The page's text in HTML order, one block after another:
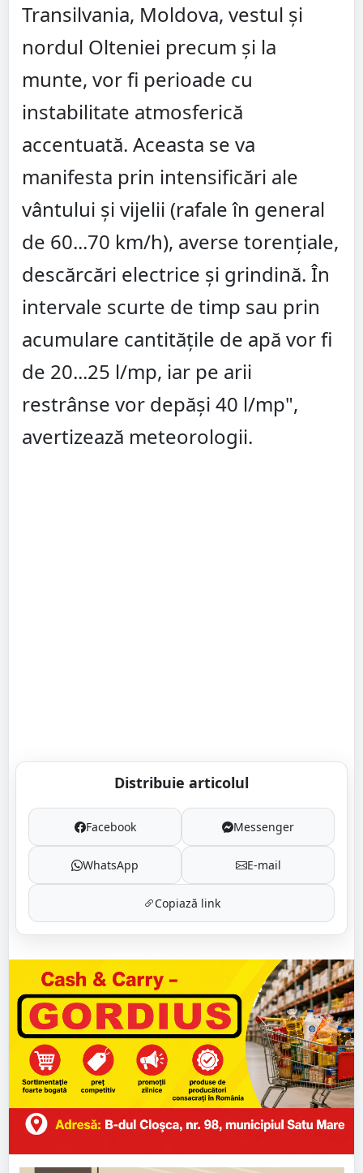
Transilvania, Moldova, vestul și
nordul Olteniei precum și la
munte, vor fi perioade cu
instabilitate atmosferică
accentuată. Aceasta se va
manifesta prin intensificări ale
vântului și vijelii (rafale în general
de 60...70 km/h), averse torențiale,
descărcări electrice și grindină. În
intervale scurte de timp sau prin
acumulare cantitățile de apă vor fi
de 20...25 l/mp, iar pe arii
restrânse vor depăși 40 l/mp",
avertizează meteorologii.
Distribuie articolul
Facebook Messenger
WhatsApp E-mail
Copiază link